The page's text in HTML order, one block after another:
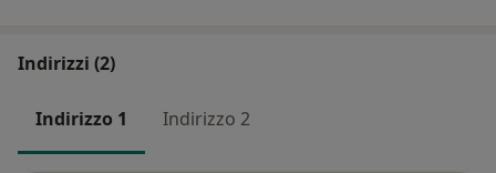
Indirizzi (2)
Indirizzo 1 Indirizzo 2